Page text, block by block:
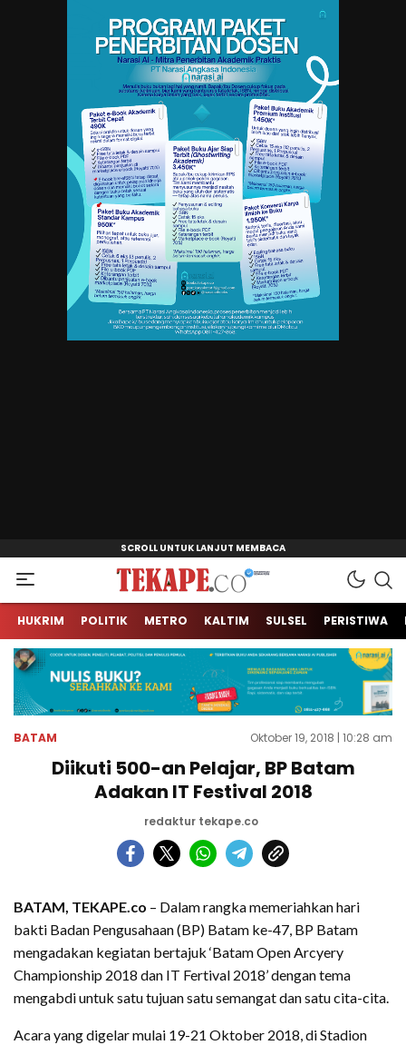
Tekape.co
Jendela Informasi Kita
HUKRIM POLITIK METRO KALTIM SULSEL PERISTIWA
BATAM Oktober 19, 2018 | 10:28 am
Diikuti 500-an Pelajar, BP Batam
Adakan IT Festival 2018
redaktur tekape.co
BATAM, TEKAPE.co – Dalam rangka memeriahkan hari
bakti Badan Pengusahaan (BP) Batam ke-47, BP Batam
mengadakan kegiatan bertajuk ‘Batam Open Arcyery
Championship 2018 dan IT Fertival 2018’ dengan tema
mengabdi untuk satu tujuan satu semangat dan satu cita-cita.
Acara yang digelar mulai 19-21 Oktober 2018, di Stadion